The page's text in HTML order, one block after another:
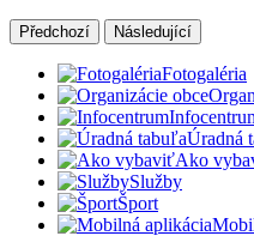
Předchozí Následující
Fotogaléria
Úradná
Ako
Služby
Šport